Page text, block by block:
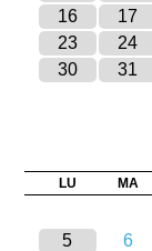
16
17
23
24
30
31
LU MA
5
6